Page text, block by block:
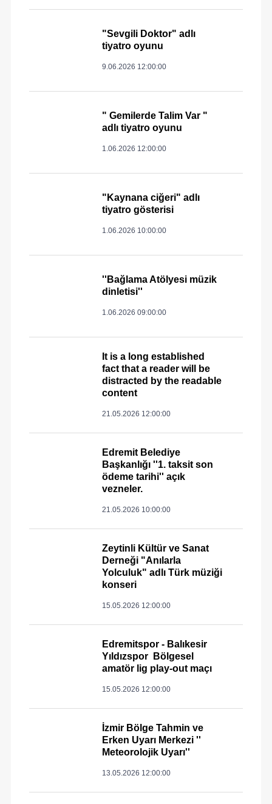
"Sevgili Doktor" adlı
tiyatro oyunu
9.06.2026 12:00:00
" Gemilerde Talim Var "
adlı tiyatro oyunu
1.06.2026 12:00:00
"Kaynana ciğeri" adlı
tiyatro gösterisi
1.06.2026 10:00:00
''Bağlama Atölyesi müzik
dinletisi''
1.06.2026 09:00:00
It is a long established
fact that a reader will be
distracted by the readable
content
21.05.2026 12:00:00
Edremit Belediye
Başkanlığı ''1. taksit son
ödeme tarihi'' açık
vezneler.
21.05.2026 10:00:00
Zeytinli Kültür ve Sanat
Derneği "Anılarla
Yolculuk" adlı Türk müziği
konseri
15.05.2026 12:00:00
Edremitspor - Balıkesir
Yıldızspor Bölgesel
amatör lig play-out maçı
15.05.2026 12:00:00
İzmir Bölge Tahmin ve
Erken Uyarı Merkezi ''
Meteorolojik Uyarı''
13.05.2026 12:00:00